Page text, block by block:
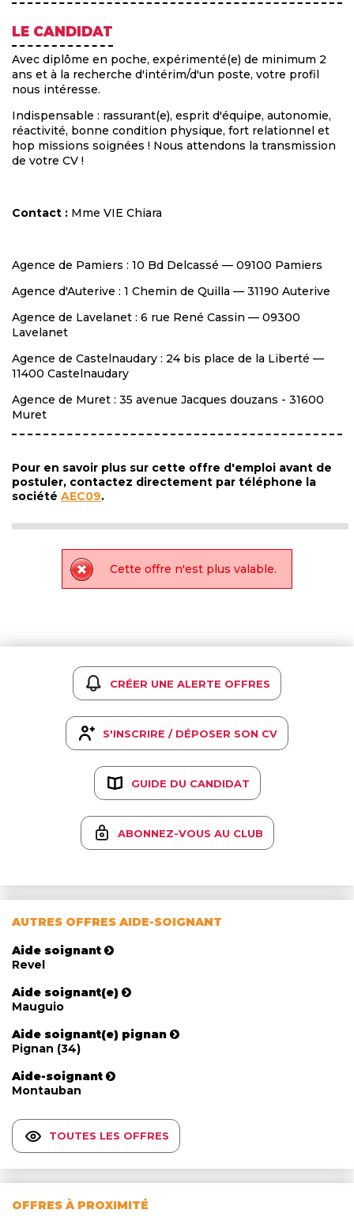
LE CANDIDAT
Avec diplôme en poche, expérimenté(e) de minimum 2
ans et à la recherche d'intérim/d'un poste, votre profil
nous intéresse.
Indispensable : rassurant(e), esprit d'équipe, autonomie,
réactivité, bonne condition physique, fort relationnel et
hop missions soignées ! Nous attendons la transmission
de votre CV !
Contact : Mme VIE Chiara
Agence de Pamiers : 10 Bd Delcassé — 09100 Pamiers
Agence d'Auterive : 1 Chemin de Quilla — 31190 Auterive
Agence de Lavelanet : 6 rue René Cassin — 09300
Lavelanet
Agence de Castelnaudary : 24 bis place de la Liberté —
11400 Castelnaudary
Agence de Muret : 35 avenue Jacques douzans - 31600
Muret
Pour en savoir plus sur cette offre d'emploi avant de
postuler, contactez directement par téléphone la
société AEC09.
Cette offre n'est plus valable.
CRÉER UNE ALERTE OFFRES
S'INSCRIRE / DÉPOSER SON CV
GUIDE DU CANDIDAT
ABONNEZ-VOUS AU CLUB
AUTRES OFFRES AIDE-SOIGNANT
Aide soignant
Revel
Aide soignant(e)
Mauguio
Aide soignant(e) pignan
Pignan (34)
Aide-soignant
Montauban
TOUTES LES OFFRES
OFFRES À PROXIMITÉ